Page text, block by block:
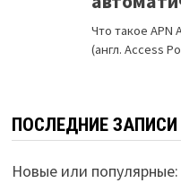
ПОСЛЕДНИЕ ЗАПИСИ
Новые или